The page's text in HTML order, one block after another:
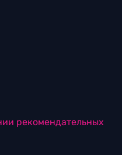
рекомендательных